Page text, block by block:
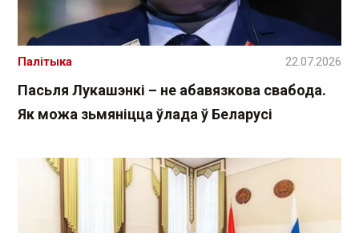
Пасьля Лукашэнкі – не абавязкова свабода.
Як можа зьмяніцца ўлада ў Беларусі
Палітыка 22.07.2026